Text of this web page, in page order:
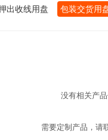
出收线用盘 包装交货用
没有相关产品
需要定制产品，请